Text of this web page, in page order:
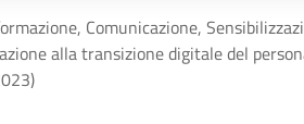
Comunicazione,
alla transizione digitale del